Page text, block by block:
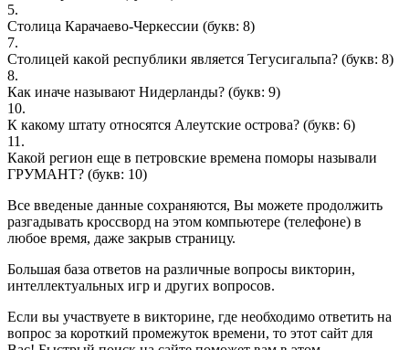
5.
Столица Карачаево-Черкессии (букв: 8)
7.
Cтoлицeй какoй рeспyблики являeтcя Teгycигaльпа? (букв: 8)
8.
Как иначе называют Нидерланды? (букв: 9)
10.
К какому штату относятся Алеутские острова? (букв: 6)
11.
Какой регион еще в петровские времена поморы называли
ГРУМАНТ? (букв: 10)
Все введеные данные сохраняются, Вы можете продолжить
разгадывать кроссворд на этом компьютере (телефоне) в
любое время, даже закрыв страницу.
Большая база ответов на различные вопросы викторин,
интеллектуальных игр и других вопросов.
Если вы участвуете в викторине, где необходимо ответить на
вопрос за короткий промежуток времени, то этот сайт для